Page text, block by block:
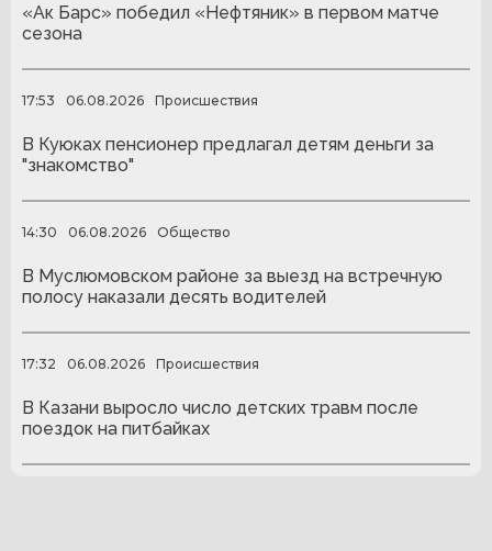
«Ак Барс» победил «Нефтяник» в первом матче
сезона
17:53 06.08.2026 Происшествия
В Куюках пенсионер предлагал детям деньги за
"знакомство"
14:30 06.08.2026 Общество
В Муслюмовском районе за выезд на встречную
полосу наказали десять водителей
17:32 06.08.2026 Происшествия
В Казани выросло число детских травм после
поездок на питбайках